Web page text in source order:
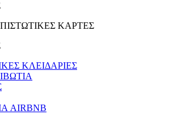
ΚΑΡΤΕΣ
ΚΛΕΙΔΑΡΙΈΣ
AIRBNB